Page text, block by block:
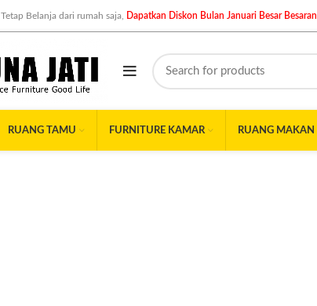
Tetap Belanja dari rumah saja, Dapatkan Diskon Bulan Januari Besar Besaran
RUANG TAMU FURNITURE KAMAR RUANG MAKAN